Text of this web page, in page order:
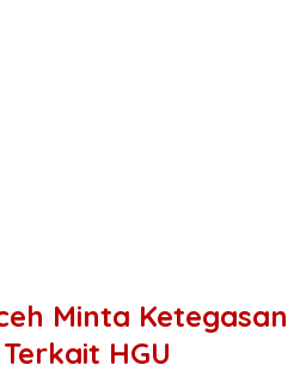
Minta Ketegasan
HGU